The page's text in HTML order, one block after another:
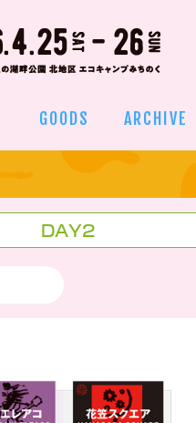
GOODS ARCHIVE
DAY2